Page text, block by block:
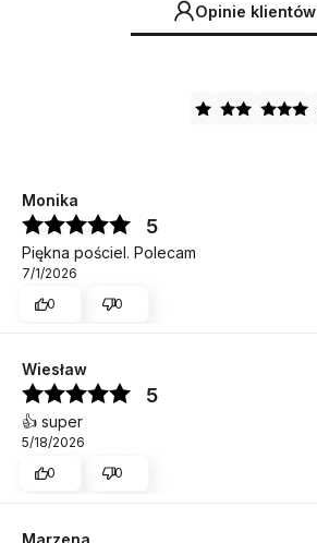
Opinie klientów
Monika
5
Piękna pościel. Polecam
7/1/2026
0
0
Wiesław
5
👍️ super
5/18/2026
0
0
Marzena